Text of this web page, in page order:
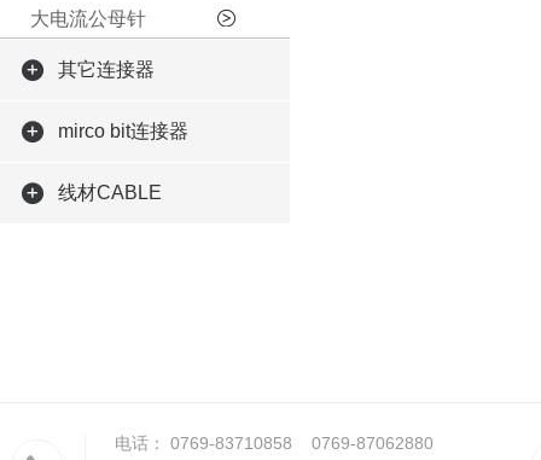
大电流公母针
其它连接器
mirco bit连接器
线材CABLE
电话： 0769-83710858 0769-87062880